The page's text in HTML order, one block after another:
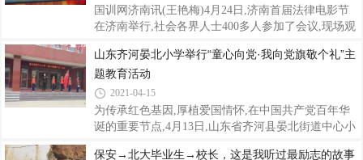
心践行动”主题活动,进一步提高了公司党组织的凝聚
力和向心力。宁死不屈,浩气长存 ——回顾革命先辈
员、入党积极分子重温百年党史,追忆峥嵘岁月,感悟
红色内涵,学习先烈们的革命精神,不忘
国训网济南讯(王艳梅)4月24日,济南首届法律电影节
在济南举行,社会各界人士400多人参加了会议,现场观
微电影。据悉,利用微电影普法,在全国属首创。据有
关统计,青少年犯罪占全部犯罪的70%,青少年犯罪低
龄化、团伙化、暴力化的趋势明显。全国每年有几十
万孩子遭受意外伤害,很多家庭猝然间陷入深深的痛
苦。如果广大家长和孩子有一定的法律和安全常识,这
类产品,网上也只是只言片语。2016年12月份,一批爱
山东齐河晏北小学举行“童心向党·我向党旗敬个礼”主
题教育活动
2021-04-15
为传承红色基因,厚植爱国情怀,在中国共产党百年华
诞的重要节点,4月13日,山东省齐河县晏北街道中心小
保安→北大毕业生→校长，这是我听过最励志的故事